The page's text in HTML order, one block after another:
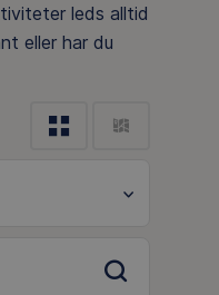
leds alltid
eller har du